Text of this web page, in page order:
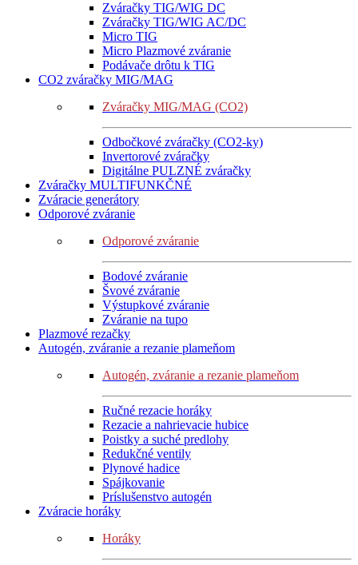
Zváračky TIG/WIG DC
Zváračky TIG/WIG AC/DC
Micro TIG
Micro Plazmové zváranie
Podávače drôtu k TIG
CO2 zváračky MIG/MAG
Zváračky MIG/MAG (CO2)
Odbočkové zváračky (CO2-ky)
Invertorové zváračky
Digitálne PULZNÉ zváračky
Zváračky MULTIFUNKČNÉ
Zváracie generátory
Odporové zváranie
Odporové zváranie
Bodové zváranie
Švové zváranie
Výstupkové zváranie
Zváranie na tupo
Plazmové rezačky
Autogén, zváranie a rezanie plameňom
Autogén, zváranie a rezanie plameňom
Ručné rezacie horáky
Rezacie a nahrievacie hubice
Poistky a suché predlohy
Redukčné ventily
Plynové hadice
Spájkovanie
Príslušenstvo autogén
Zváracie horáky
Horáky